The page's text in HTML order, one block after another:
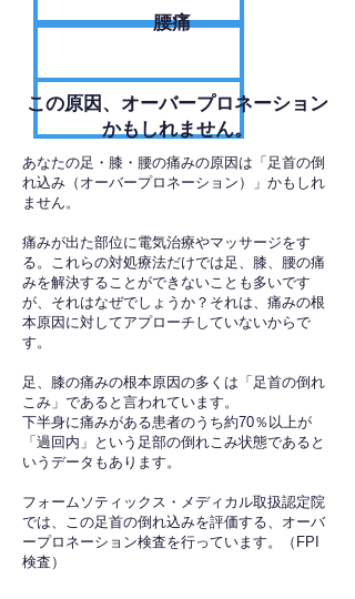
腰痛
​この原因、オーバープロネーション
かもしれません。
あなたの足・膝・腰の痛みの原因は「足首の倒
れ込み（オーバープロネーション）」かもしれ
ません。
痛みが出た部位に電気治療やマッサージをす
る。これらの対処療法だけでは足、膝、腰の痛
みを解決することができないことも多いです
が、それはなぜでしょうか？それは、痛みの根
本原因に対してアプローチしていないからで
す。
足、膝の痛みの根本原因の多くは「足首の倒れ
こみ」であると言われています。
下半身に痛みがある患者のうち約70％以上が
「過回内」という足部の倒れこみ状態であると
いうデータもあります。
フォームソティックス・メディカル取扱認定院
では、この足首の倒れ込みを評価する、オーバ
ープロネーション検査を行っています。（FPI
検査）​